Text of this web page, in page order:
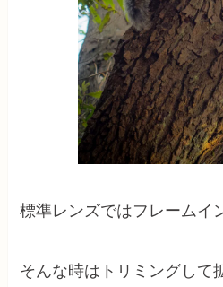
標準レンズではフレームイ
そんな時はトリミングして